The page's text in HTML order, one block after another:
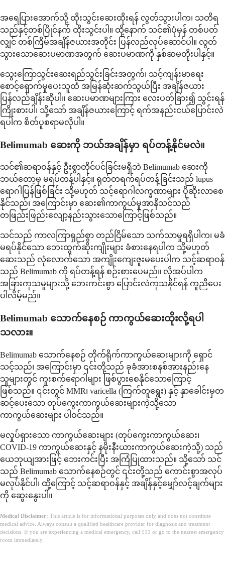
အရေပြားအောက်သို့ ထိုးသွင်းဆေးထိုးရန် လွတ်သွားပါက၊ သတိရ
သည်နှင့်တစ်ပြိုင်နက် ထိုးသွင်းပါ။ ထို့နောက် သင်၏ပုံမှန် တစ်ပတ်
လျှင် တစ်ကြိမ်အချိန်ဇယားအတိုင်း ပြန်လည်လုပ်ဆောင်ပါ။ လွတ်
သွားသောဆေးပမာဏအတွက် ဆေးပမာဏကို နှစ်ဆမတိုးပါနှင့်။
သွေးကြောသွင်းဆေးရည်သွင်းခြင်းအတွက်၊ သင့်ကျန်းမာရေး
စောင့်ရှောက်မှုပေးသူထံ အမြန်ဆုံးဆက်သွယ်ပြီး အချိန်ဇယား
ပြန်လည်ချိန်းဆိုပါ။ ဆေးပမာဏများကြား လေးပတ်ခြား၍ သွင်းရန်
ကြိုးစားပါ၊ သို့သော် အချိန်ဇယားကြောင့် ရက်အနည်းငယ်ပြောင်းလဲ
ရပါက စိတ်ပူစရာမလိုပါ။
Belimumab ဆေးကို ဘယ်အချိန်မှာ ရပ်တန့်နိုင်မလဲ။
သင်၏ဆရာဝန်နှင့် ဦးစွာတိုင်ပင်ခြင်းမရှိဘဲ Belimumab ဆေးကို
ဘယ်တော့မှ မရပ်တန့်ပါနှင့်။ ရုတ်တရက်ရပ်တန့်ခြင်းသည် lupus
ရောဂါပြန်ဖြစ်ခြင်း သို့မဟုတ် သင့်ရောဂါလက္ခဏာများ ပိုဆိုးလာစေ
နိုင်သည်၊ အကြောင်းမှာ ဆေး၏ကာကွယ်မှုအာနိသင်သည်
တဖြည်းဖြည်းလျော့နည်းသွားသောကြောင့်ဖြစ်သည်။
သင်သည် ကာလကြာရှည်စွာ တည်ငြိမ်သော သက်သာမှုရရှိပါက၊ မခံ
မရပ်နိုင်သော ဘေးထွက်ဆိုးကျိုးများ ခံစားနေရပါက သို့မဟုတ်
ဆေးသည် လုံလောက်သော အကျိုးကျေးဇူးမပေးပါက သင့်ဆရာဝန်
သည် Belimumab ကို ရပ်တန့်ရန် စဉ်းစားပေမည်။ လိုအပ်ပါက
အခြားကုသမှုများသို့ ဘေးကင်းစွာ ပြောင်းလဲကုသနိုင်ရန် ကူညီပေး
ပါလိမ့်မည်။
Belimumab သောက်နေစဉ် ကာကွယ်ဆေးထိုးလို့ရပါ
သလား။
Belimumab သောက်နေစဉ် တိုက်ရိုက်ကာကွယ်ဆေးများကို ရှောင်
သင့်သည်၊ အကြောင်းမှာ ၎င်းတို့သည် ခုခံအားစနစ်အားနည်းနေ
သူများတွင် ကူးစက်ရောဂါများ ဖြစ်ပွားစေနိုင်သောကြောင့်
ဖြစ်သည်။ ၎င်းတွင် MMR၊ varicella (ကြက်တူရွေး) နှင့် နှာခေါင်းမှတ
ဆင့်ပေးသော တုပ်ကွေးကာကွယ်ဆေးများကဲ့သို့သော
ကာကွယ်ဆေးများ ပါဝင်သည်။
မလှုပ်ရှားသော ကာကွယ်ဆေးများ (တုပ်ကွေးကာကွယ်ဆေး၊
COVID-19 ကာကွယ်ဆေးနှင့် နမိုးနီးယားကာကွယ်ဆေးကဲ့သို့) သည်
ယေဘုယျအားဖြင့် ဘေးကင်းပြီး အကြံပြုထားသည်။ သို့သော် သင်
သည် Belimumab သောက်နေစဉ်တွင် ၎င်းတို့သည် ကောင်းစွာအလုပ်
မလုပ်နိုင်ပါ၊ ထို့ကြောင့် သင့်ဆရာဝန်နှင့် အချိန်နှင့်မျှော်လင့်ချက်များ
ကို ဆွေးနွေးပါ။
Medical Disclaimer: This article is for informational purposes only and does not constitute
medical advice. Always consult a qualified healthcare provider for diagnosis and treatment
decisions. If you are experiencing a medical emergency, call 911 or go to the nearest emergency
room immediately.